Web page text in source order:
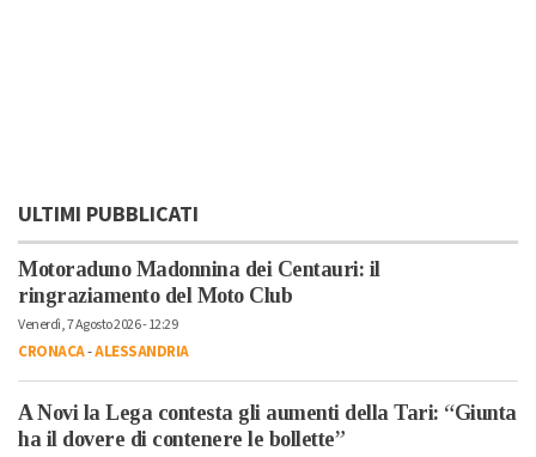
ULTIMI PUBBLICATI
Motoraduno Madonnina dei Centauri: il
ringraziamento del Moto Club
Venerdì, 7 Agosto 2026 - 12:29
CRONACA-ALESSANDRIA
A Novi la Lega contesta gli aumenti della Tari: “Giunta
ha il dovere di contenere le bollette”